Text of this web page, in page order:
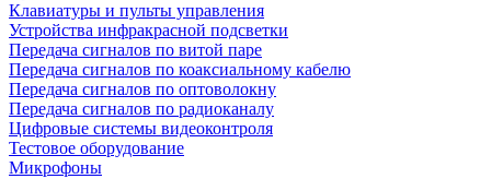
Клавиатуры и пульты управления
Устройства инфракрасной подсветки
Передача сигналов по витой паре
Передача сигналов по коаксиальному кабелю
Передача сигналов по оптоволокну
Передача сигналов по радиоканалу
Цифровые системы видеоконтроля
Тестовое оборудование
Микрофоны